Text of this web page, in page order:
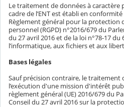
Le traitement de données à
cadre de l’ENT est établi en
Règlement général pour la protection
personnel (RGPD) n°2016/679 du
du 27 avril 2016 et de la loi n°78-17 du
l’informatique, aux fichiers et aux
Bases légales
Sauf précision contraire, le traitement
l’exécution d'une mission d'intérêt
règlement général (UE) 2016/679 du
Conseil du 27 avril 2016 sur la